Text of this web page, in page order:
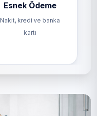
Esnek Ödeme
Nakit, kredi ve banka
kartı